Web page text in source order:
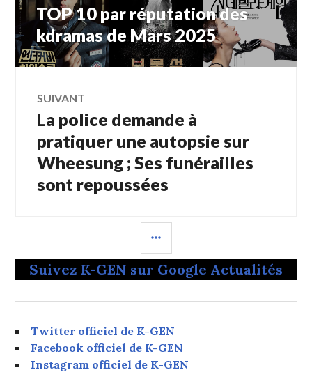
de
l’article
Article
précédent :
TOP 10 par réputation des
kdramas de Mars 2025
SUIVANT
Article
Suivant:
La police demande à
pratiquer une autopsie sur
Wheesung ; Ses funérailles
sont repoussées
LATÉRALE
Suivez K-GEN sur Google Actualités
Twitter officiel de K-GEN
Facebook officiel de K-GEN
Instagram officiel de K-GEN